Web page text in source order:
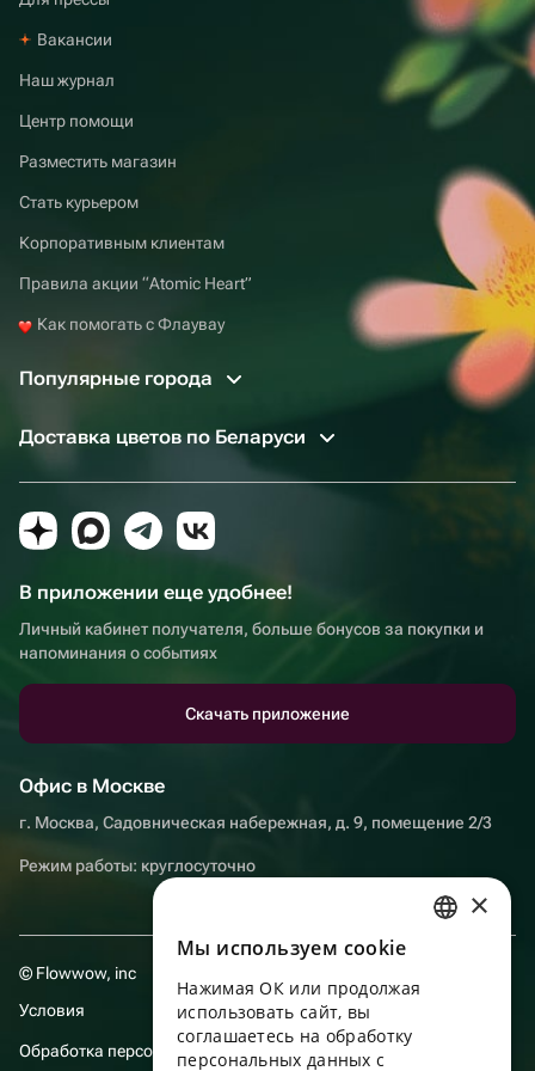
Вакансии
Наш журнал
Центр помощи
Разместить магазин
Стать курьером
Корпоративным клиентам
Правила акции “Atomic Heart”
Как помогать с Флаувау
Популярные города
Доставка цветов по Беларуси
В приложении еще удобнее!
Личный кабинет получателя, больше бонусов за покупки и
напоминания о событиях
Скачать приложение
Офис в Москве
г. Москва, Садовническая набережная, д. 9, помещение 2/3
Режим работы: круглосуточно
© Flowwow, inc
Условия
Обработка персональных данных
ENGLISH
UKRAINIAN
×
Мы используем сookie
Нажимая ОК или продолжая
использовать сайт, вы
соглашаетесь на обработку
персональных данных с